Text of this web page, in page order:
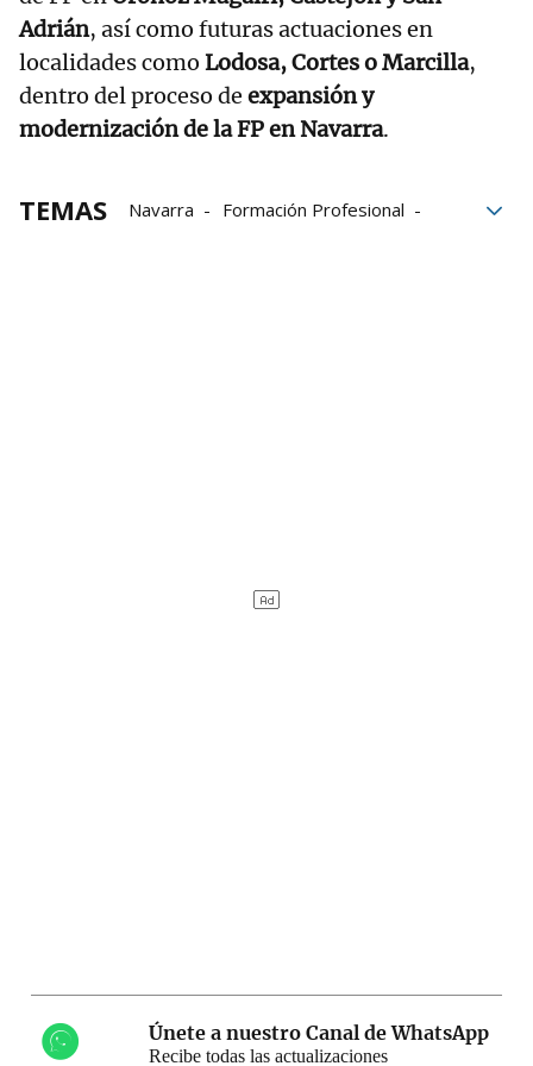
Adrián, así como futuras actuaciones en
localidades como Lodosa, Cortes o Marcilla,
dentro del proceso de expansión y
modernización de la FP en Navarra.
TEMAS Navarra
Formación Profesional
Únete a nuestro Canal de WhatsApp
Recibe todas las actualizaciones